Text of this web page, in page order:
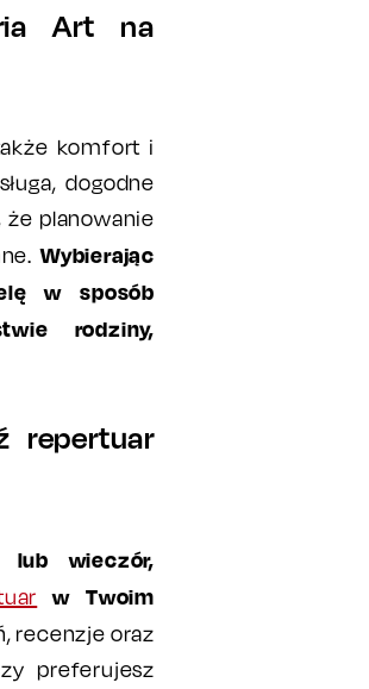
Art na
komfort i
dogodne
że planowanie
Wybierając
w sposób
rodziny,
repertuar
lub wieczór,
w Twoim
recenzje oraz
preferujesz